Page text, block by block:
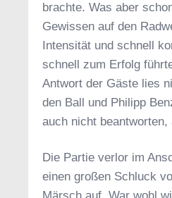
brachte. Was aber
Gewissen auf den
Intensität und schnell
schnell zum Erfolg
Antwort der Gäste lies
den Ball und Philipp
auch nicht
Die Partie verlor im
einen großen Schluck